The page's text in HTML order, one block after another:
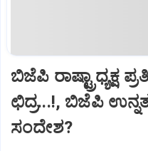
ಬಿಜೆಪಿ ರಾಷ್ಟ್ರಾಧ್ಯಕ್ಷ
ಛಿದ್ರ...!, ಬಿಜೆಪಿ ಉನ್ನತ
ಸಂದೇಶ?